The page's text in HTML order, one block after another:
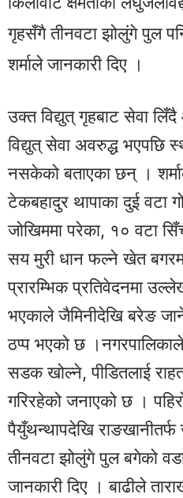
गृहसँगै तीनवटा झोलुंगे पुल
शर्माले जानकारी दिए ।
उक्त विद्युत् गृहबाट सेवा
विद्युत् सेवा अवरुद्ध भएपछि
नसकेको बताएका छन् ।
टेकबहादुर थापाका दुई वटा
जोखिममा परेका, १० वटा
सय मुरी धान फल्ने खेत
प्रारम्भिक प्रतिवेदनमा
भएकाले जैमिनीदेखि बरेङ जाने
ठप्प भएको छ
सडक खोल्ने, पीडितलाई
गरिरहेको जनाएको छ ।
पैयुँथन्थापदेखि
तीनवटा झोलुंगे पुल बगेको
जानकारी दिए । बाढीले